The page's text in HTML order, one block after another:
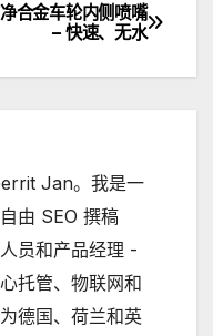
合金车轮内侧喷嘴
– 快速、无水
Jan。我是一
由 SEO 撰稿
员和产品经理 -
托管、物联网和
德国、荷兰和英